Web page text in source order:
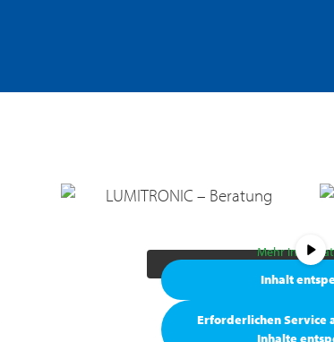
auf den eigentlichen Inhalt
die Schaltfläche unten. Bitte
Mehr
Inhalt
Erforderlichen Service
Inhalte